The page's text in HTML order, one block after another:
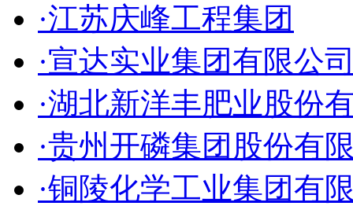
·江苏庆峰工程集团
·宣达实业集团有限公
·湖北新洋丰肥业股份
·贵州开磷集团股份有
·铜陵化学工业集团有